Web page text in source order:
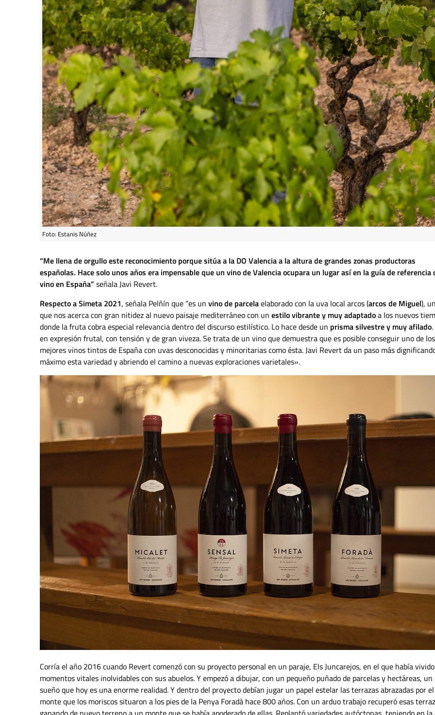
Foto: Estanis Núñez
“Me llena de orgullo este reconocimiento porque sitúa a la DO Valencia a la altura de grandes zonas productoras
españolas. Hace solo unos años era impensable que un vino de Valencia ocupara un lugar así en la guía de referencia
vino en España” señala Javi Revert.
Respecto a Simeta 2021, señala Pelñín que “es un vino de parcelaelaborado con la uva local arcos (arcos de Miguel),
que nos acerca con gran nitidez al nuevo paisaje mediterráneo con un estilo vibrante y muy adaptadoa los nuevos
donde la fruta cobra especial relevancia dentro del discurso estilístico. Lo hace desde un prisma silvestre y muy afilado
en expresión frutal, con tensión y de gran viveza.Se trata de un vino que demuestra que es posible conseguir uno de los
mejores vinos tintos de España con uvas desconocidas y minoritarias como ésta. Javi Revert da un paso más
máximo esta variedad y abriendo el camino a nuevas exploraciones varietales».
Corría el año 2016 cuando Revert comenzó con su proyecto personal en un paraje, Els Juncarejos, en el que había vivido
momentos vitales inolvidables con sus abuelos. Y empezó a dibujar, con un pequeño puñado de parcelas y hectáreas, un
sueño que hoy es una enorme realidad. Y dentro del proyecto debían jugar un papel estelar las terrazas abrazadas por el
monte que los moriscos situaron a los pies de la Penya Foradà hace 800 años. Con un arduo trabajo recuperó esas